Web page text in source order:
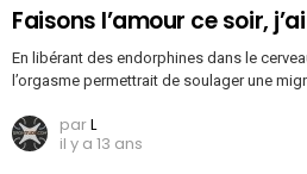
Faisons l’amour ce soir,
En libérant des endorphines dans le
l’orgasme permettrait de soulager une
parL
il y a 13 ans